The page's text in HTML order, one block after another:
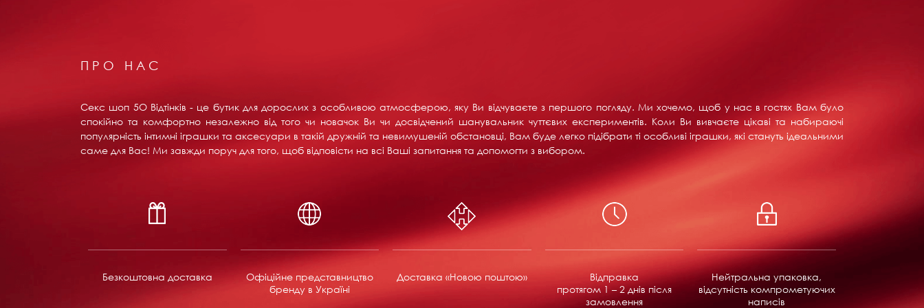
ПРО НАС
Секс шоп 5О Відтінків - це бутик для дорослих з особливою атмосферою, яку Ви відчуваєте з першого погляду. Ми хочемо, щоб у нас в гостях Вам було
спокійно та комфортно незалежно від того чи новачок Ви чи досвідчений шанувальник чуттєвих експериментів. Коли Ви вивчаєте цікаві та набираючі
популярність інтимні іграшки та аксесуари в такій дружній та невимушеній обстановці, Вам буде легко підібрати ті особливі іграшки, які стануть ідеальними
саме для Вас! Ми завжди поруч для того, щоб відповісти на всі Ваші запитання та допомогти з вибором.
Безкоштовна доставка
Офіційне представництво
бренду в Україні
Доставка «Новою поштою»
Відправка
протягом 1 – 2 днів після
замовлення
Нейтральна упаковка,
відсутність компрометуючих
написів